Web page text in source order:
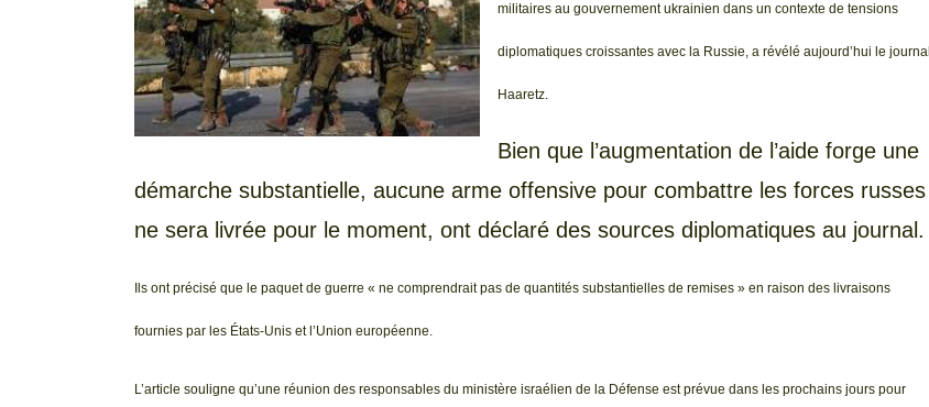
militaires au gouvernement ukrainien dans un contexte de tensions
diplomatiques croissantes avec la Russie, a révélé aujourd’hui le journal
Haaretz.
Bien que l’augmentation de l’aide forge une
démarche substantielle, aucune arme offensive pour combattre les forces russes
ne sera livrée pour le moment, ont déclaré des sources diplomatiques au journal.
Ils ont précisé que le paquet de guerre « ne comprendrait pas de quantités substantielles de remises » en raison des livraisons
fournies par les États-Unis et l’Union européenne.
L’article souligne qu’une réunion des responsables du ministère israélien de la Défense est prévue dans les prochains jours pour